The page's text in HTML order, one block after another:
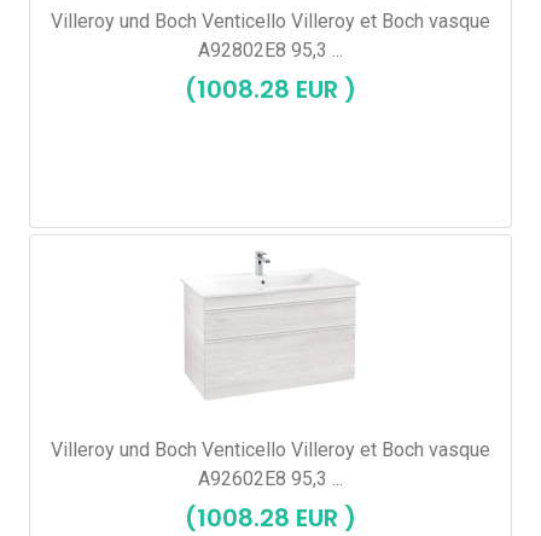
Villeroy und Boch Venticello Villeroy et Boch vasque
A92802E8 95,3 ...
(1008.28 EUR )
Villeroy und Boch Venticello Villeroy et Boch vasque
A92602E8 95,3 ...
(1008.28 EUR )